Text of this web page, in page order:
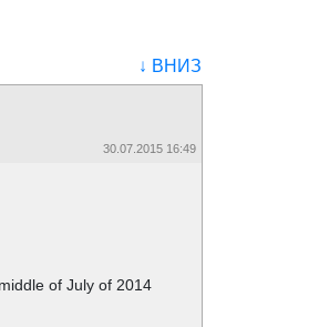
↓ ВНИЗ
30.07.2015 16:49
of July of 2014